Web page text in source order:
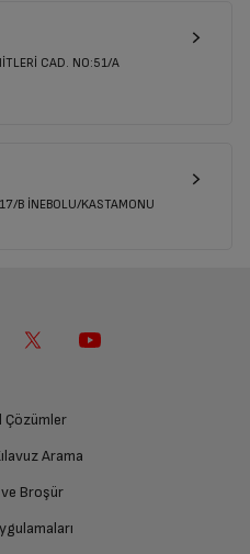
CAD. NO:51/A
B İNEBOLU/KASTAMONU
Çözümler
Arama
Broşür